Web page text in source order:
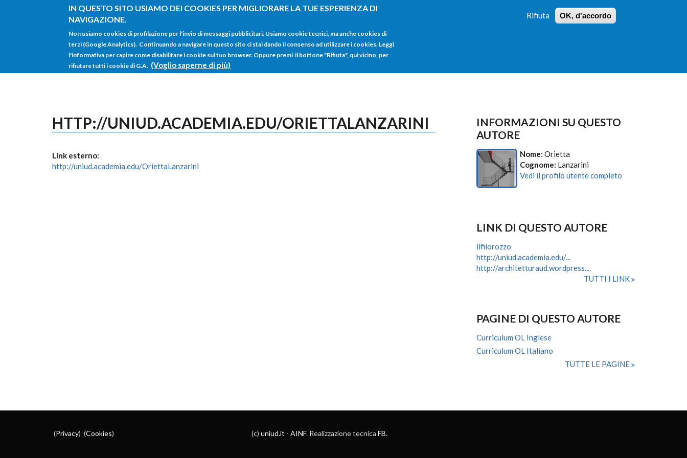
IN QUESTO SITO USIAMO DEI COOKIES PER MIGLIORARE LA TUE ESPERIENZA DI
NAVIGAZIONE.
Non usiamo cookies di profilazione per l'invio di messaggi pubblicitari. Usiamo cookie tecnici, ma anche cookies di
terzi (Google Analytics). Continuando a navigare in questo sito ci stai dando il consenso ad utilizzare i cookies. Leggi
l'informativa per capire come disabilitare i cookie sul tuo browser. Oppure premi il bottone "Rifiuta", qui vicino, per
rifiutare tutti i cookie di G.A. (Voglio saperne di più)
Rifiuta OK, d'accordo
Salta al contenuto principale
RICERCA
HOME
HTTP://UNIUD.ACADEMIA.EDU/ORIETTALANZARINI
Link esterno:
http://uniud.academia.edu/OriettaLanzarini
INFORMAZIONI SU QUESTO
AUTORE
Nome: Orietta
Cognome: Lanzarini
Vedi il profilo utente completo
LINK DI QUESTO AUTORE
ilfilorozzo
http://uniud.academia.edu/...
http://architetturaud.wordpress....
TUTTI I LINK
PAGINE DI QUESTO AUTORE
Curriculum OL Inglese
Curriculum OL Italiano
TUTTE LE PAGINE
(Privacy) (Cookies) (c) uniud.it - AINF. Realizzazione tecnica FB.